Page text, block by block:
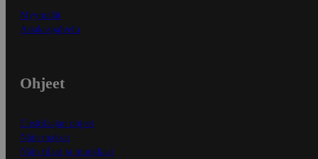
Myymälät
Asiakaspalvelu
Ohjeet
Ensitilaajan ohjeet
Näin maksat
Näin tilaat ja muokkaat